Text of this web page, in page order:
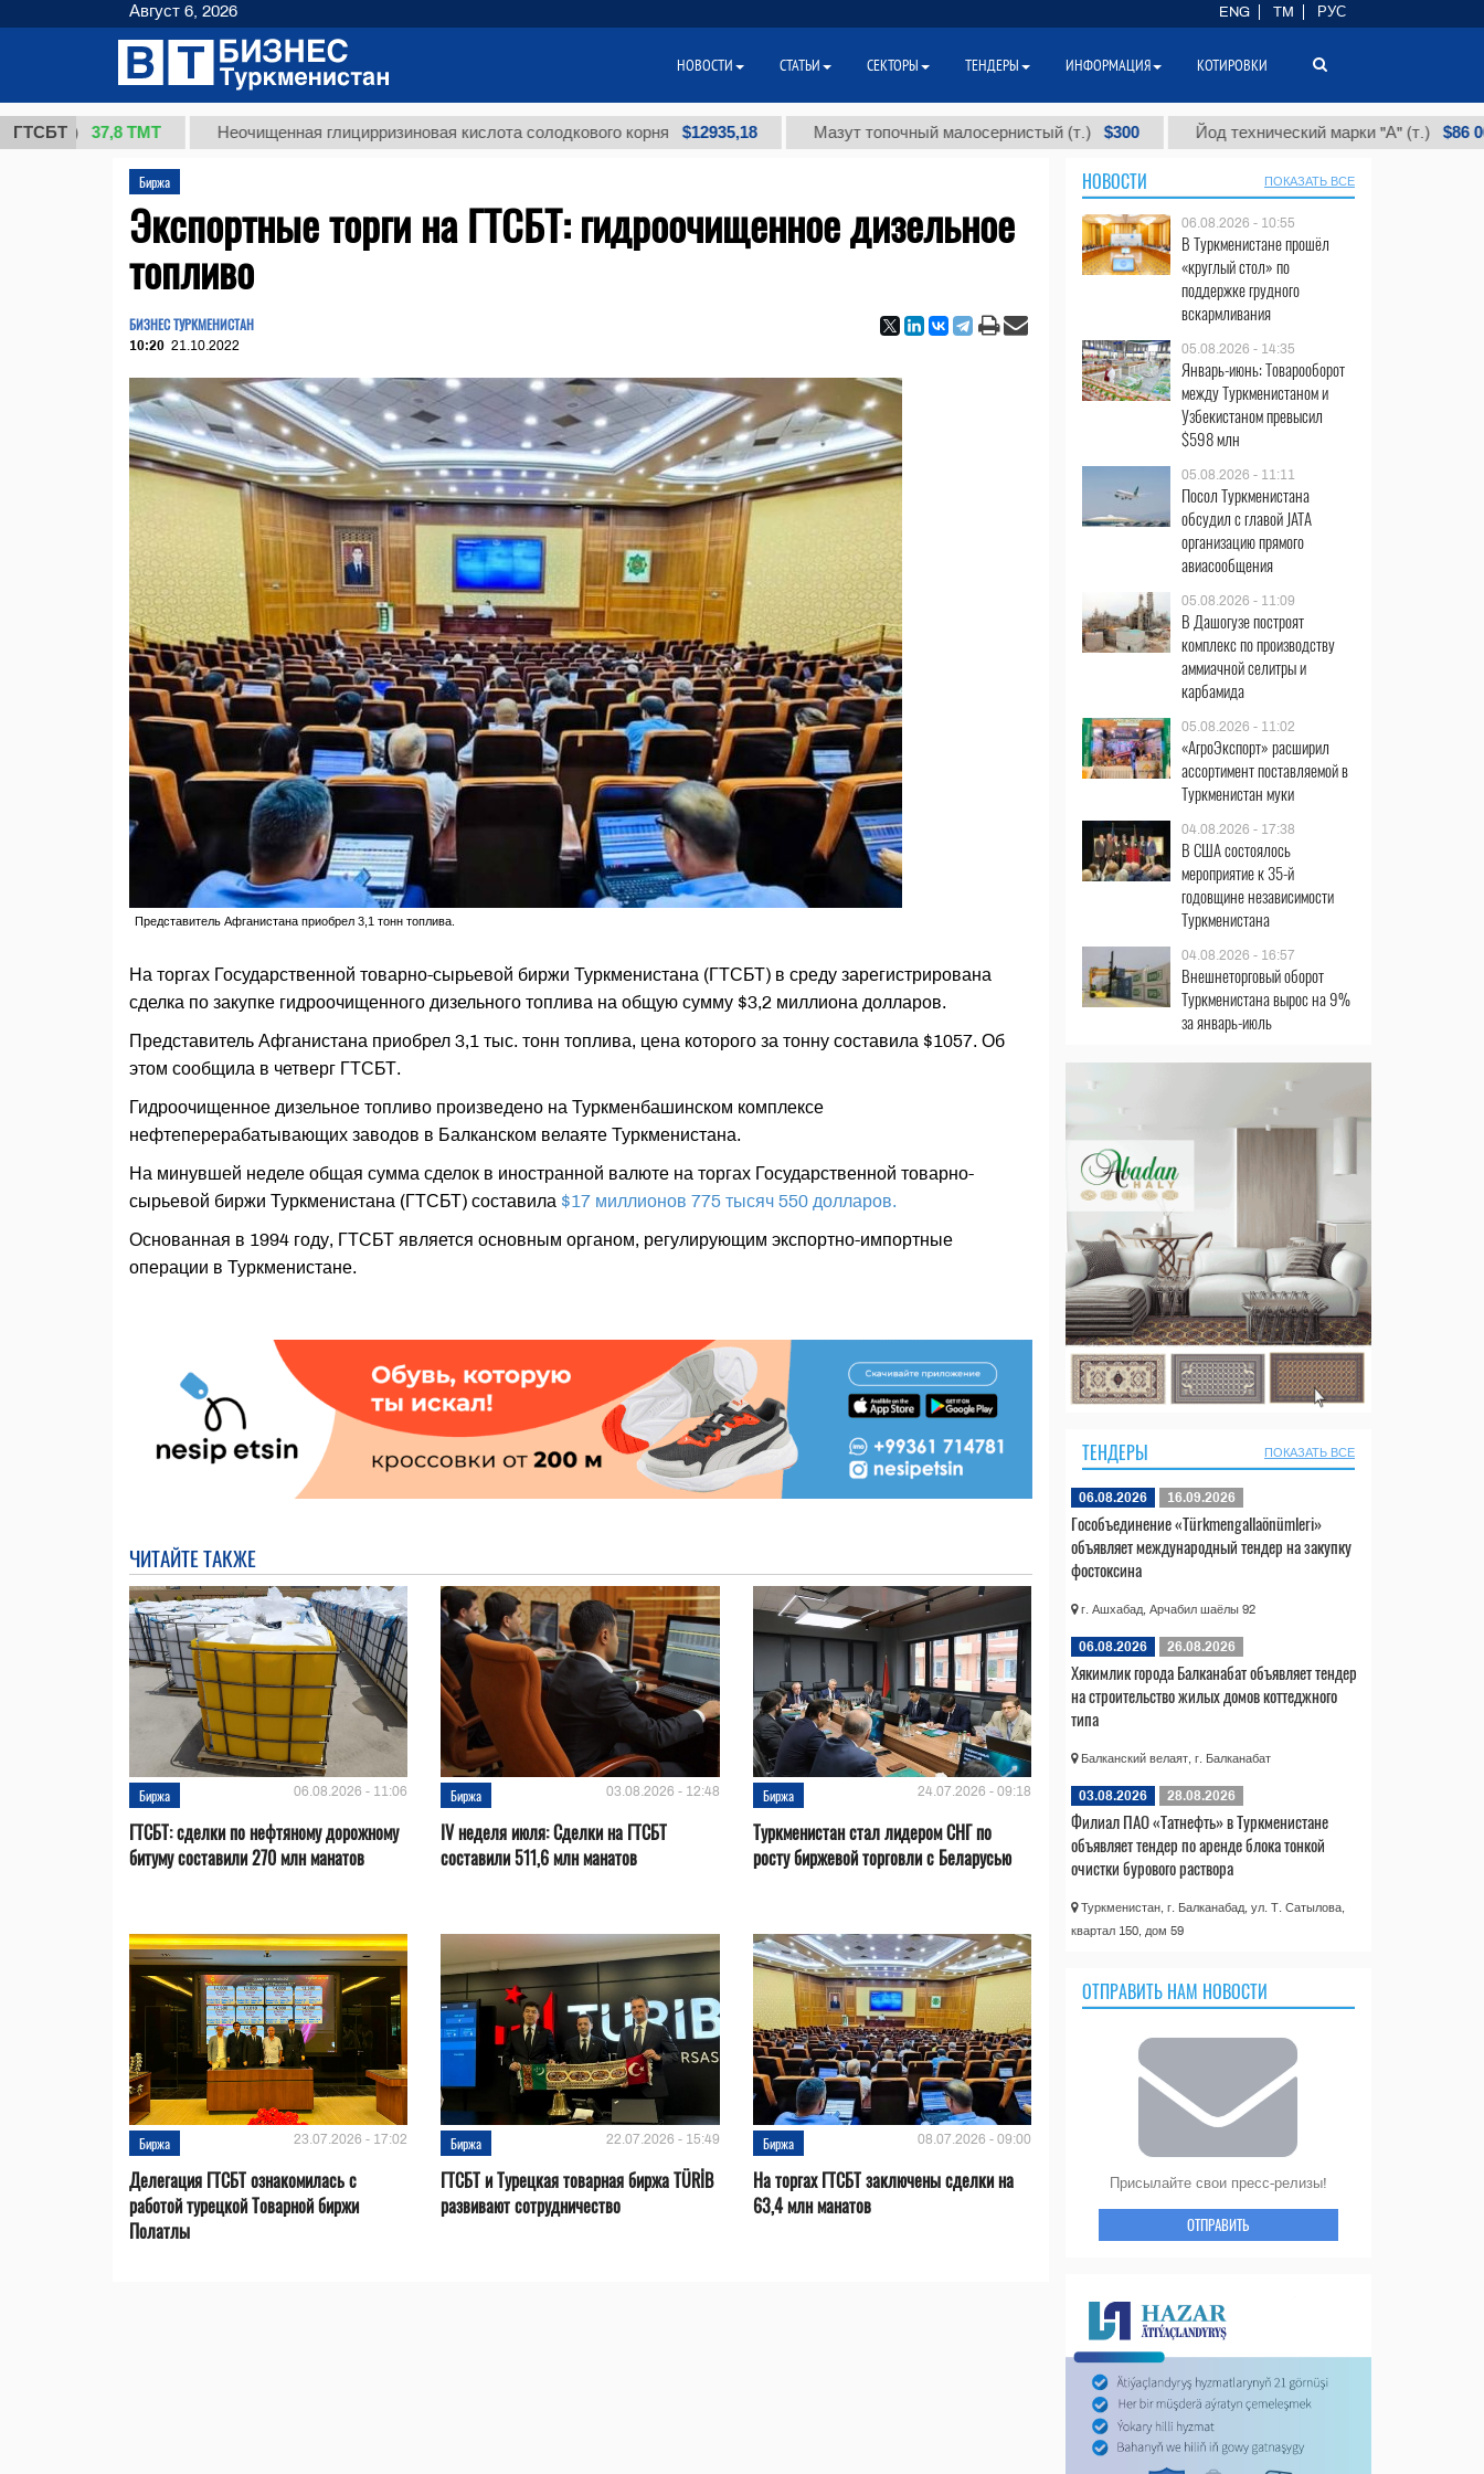
ГТСБТ
37,8 ТМТ Неочищенная глицирризиновая кислота солодкового корня $12935,18 Мазут топочный малосернистый (т.) $300 Йод технический марки "А" (т.) $86 000
Биржа
Экспортные торги на ГТСБТ: гидроочищенное дизельное
топливо
БИЗНЕС ТУРКМЕНИСТАН
10:20 21.10.2022
Представитель Афганистана приобрел 3,1 тонн топлива.
На торгах Государственной товарно-сырьевой биржи Туркменистана (ГТСБТ) в среду зарегистрирована
сделка по закупке гидроочищенного дизельного топлива на общую сумму $3,2 миллиона долларов.
Представитель Афганистана приобрел 3,1 тыс. тонн топлива, цена которого за тонну составила $1057. Об
этом сообщила в четверг ГТСБТ.
Гидроочищенное дизельное топливо произведено на Туркменбашинском комплексе
нефтеперерабатывающих заводов в Балканском велаяте Туркменистана.
На минувшей неделе общая сумма сделок в иностранной валюте на торгах Государственной товарно-
сырьевой биржи Туркменистана (ГТСБТ) составила $17 миллионов 775 тысяч 550 долларов.
Основанная в 1994 году, ГТСБТ является основным органом, регулирующим экспортно-импортные
операции в Туркменистане.
ЧИТАЙТЕ ТАКЖЕ
Биржа 06.08.2026 - 11:06
ГТСБТ: сделки по нефтяному дорожному
битуму составили 270 млн манатов
Биржа 03.08.2026 - 12:48
IV неделя июля: Сделки на ГТСБТ
составили 511,6 млн манатов
Биржа 24.07.2026 - 09:18
Туркменистан стал лидером СНГ по
росту биржевой торговли с Беларусью
Биржа 23.07.2026 - 17:02
Делегация ГТСБТ ознакомилась с
работой турецкой Товарной биржи
Полатлы
Биржа 22.07.2026 - 15:49
ГТСБТ и Турецкая товарная биржа TÜRİB
развивают сотрудничество
Биржа 08.07.2026 - 09:00
На торгах ГТСБТ заключены сделки на
63,4 млн манатов
НОВОСТИ ПОКАЗАТЬ ВСЕ
06.08.2026 - 10:55
В Туркменистане прошёл
«круглый стол» по
поддержке грудного
вскармливания
05.08.2026 - 14:35
Январь-июнь: Товарооборот
между Туркменистаном и
Узбекистаном превысил
$598 млн
05.08.2026 - 11:11
Посол Туркменистана
обсудил с главой JATA
организацию прямого
авиасообщения
05.08.2026 - 11:09
В Дашогузе построят
комплекс по производству
аммиачной селитры и
карбамида
05.08.2026 - 11:02
«АгроЭкспорт» расширил
ассортимент поставляемой в
Туркменистан муки
04.08.2026 - 17:38
В США состоялось
мероприятие к 35-й
годовщине независимости
Туркменистана
04.08.2026 - 16:57
Внешнеторговый оборот
Туркменистана вырос на 9%
за январь-июль
ТЕНДЕРЫ ПОКАЗАТЬ ВСЕ
06.08.2026 16.09.2026
Гособъединение «Türkmengallaönümleri»
объявляет международный тендер на закупку
фостоксина
г. Ашхабад, Арчабил шаёлы 92
06.08.2026 26.08.2026
Хякимлик города Балканабат объявляет тендер
на строительство жилых домов коттеджного
типа
Балканский велаят, г. Балканабат
03.08.2026 28.08.2026
Филиал ПАО «Татнефть» в Туркменистане
объявляет тендер по аренде блока тонкой
очистки бурового раствора
Туркменистан, г. Балканабад, ул. Т. Сатылова,
квартал 150, дом 59
ОТПРАВИТЬ НАМ НОВОСТИ
Присылайте свои пресс-релизы!
ОТПРАВИТЬ
Август 6, 2026 ENG TM РУС
НОВОСТИ СТАТЬИ СЕКТОРЫ ТЕНДЕРЫ ИНФОРМАЦИЯ КОТИРОВКИ